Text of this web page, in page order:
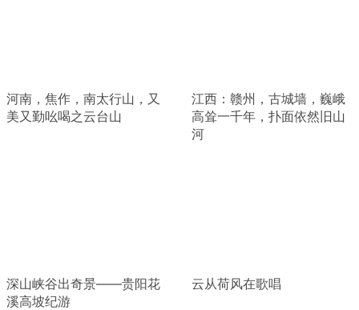
河南，焦作，南太行山，又
美又勤吆喝之云台山
江西：赣州，古城墙，巍峨
高耸一千年，扑面依然旧山
河
深山峡谷出奇景——贵阳花
溪高坡纪游
云从荷风在歌唱